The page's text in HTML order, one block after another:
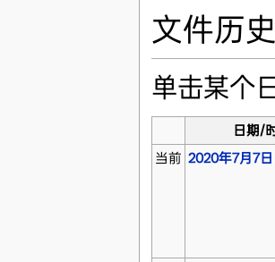
文件历史
单击某个
日期/
当前 2020年7月7